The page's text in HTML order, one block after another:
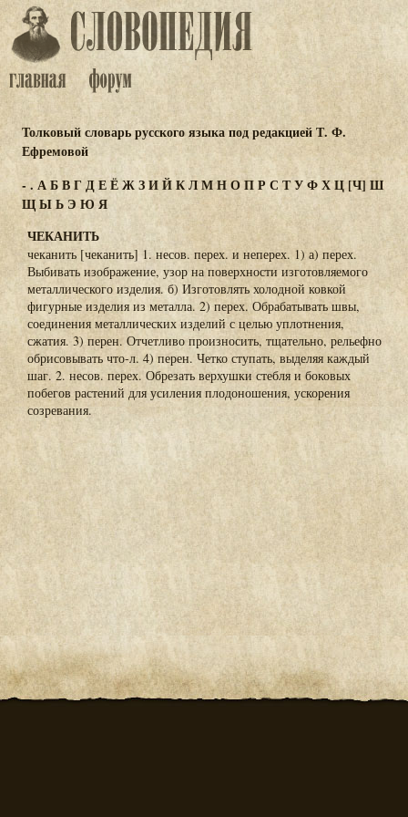
Толковый словарь русского языка под редакцией Т. Ф.
Ефремовой
- . АБВГДЕЁЖЗИЙКЛМНОПР С ТУФХЦ [Ч] Ш
ЩЫЬЭ ЮЯ
ЧЕКАНИТЬ
чеканить [чеканить] 1. несов. перех. и неперех. 1) а) перех.
Выбивать изображение, узор на поверхности изготовляемого
металлического изделия. б) Изготовлять холодной ковкой
фигурные изделия из металла. 2) перех. Обрабатывать швы,
соединения металлических изделий с целью уплотнения,
сжатия. 3) перен. Отчетливо произносить, тщательно, рельефно
обрисовывать что-л. 4) перен. Четко ступать, выделяя каждый
шаг. 2. несов. перех. Обрезать верхушки стебля и боковых
побегов растений для усиления плодоношения, ускорения
созревания.